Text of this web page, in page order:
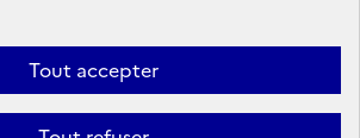
Tout accepter
: partiellement conforme
Politique
de connexion (cookies)
Plan du site